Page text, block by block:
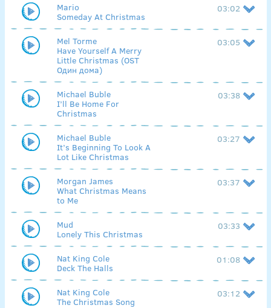
Mario
Someday At Christmas
03:02
Mel Torme
Have Yourself A Merry
Little Christmas (OST
Один дома)
03:05
Michael Buble
I’ll Be Home For
Christmas
03:38
Michael Buble
It’s Beginning To Look A
Lot Like Christmas
03:27
Morgan James
What Christmas Means
to Me
03:37
Mud
Lonely This Christmas
03:33
Nat King Cole
Deck The Halls
01:08
Nat King Cole
The Christmas Song
03:12